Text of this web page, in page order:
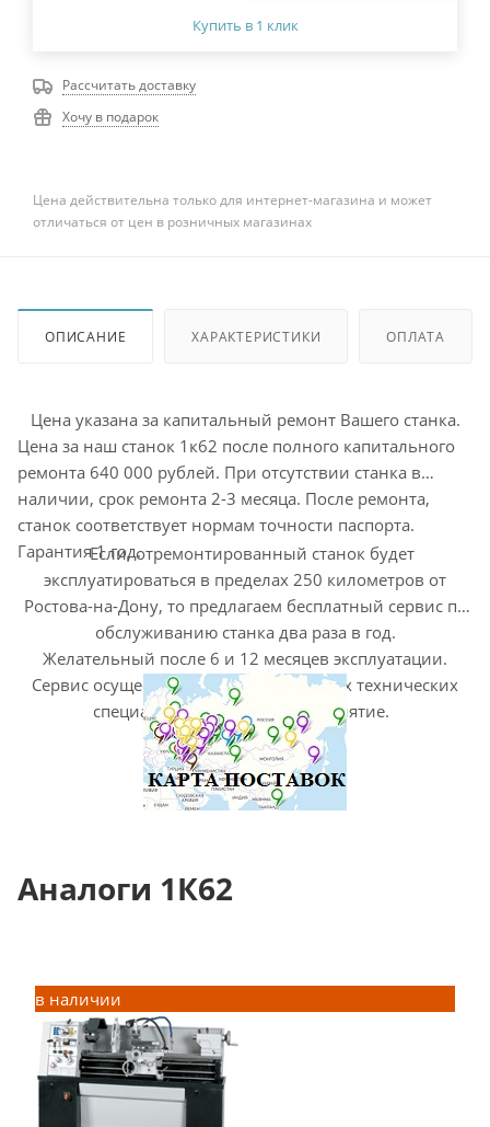
Купить в 1 клик
Рассчитать доставку
Хочу в подарок
Цена действительна только для интернет-магазина и может
отличаться от цен в розничных магазинах
ОПИСАНИЕ ХАРАКТЕРИСТИКИ ОПЛАТА
Цена указана за капитальный ремонт Вашего станка.
Цена за наш станок 1к62 после полного капитального
ремонта 640 000 рублей. При отсутствии станка в
наличии, срок ремонта 2-3 месяца. После ремонта,
станок соответствует нормам точности паспорта.
Гарантия 1 год.
Если, отремонтированный станок будет
эксплуатироваться в пределах 250 километров от
Ростова-на-Дону, то предлагаем бесплатный сервис по
обслуживанию станка два раза в год.
Желательный после 6 и 12 месяцев эксплуатации.
Сервис осуществляется выездом наших технических
специалистов на Ваше предприятие.
Аналоги 1К62
в наличии